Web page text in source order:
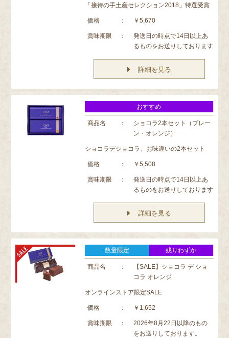
「接待の手土産セレクション2018」特選受賞
価格 ： ￥5,670
賞味期限 ：
発送日の時点で14日以上あ
るものをお送りしております
詳細を見る
おすすめ
商品名 ：
ショコラ2本セット（プレー
ン・オレンジ）
ショコラデショコラ、お味違いの2本セット
価格 ： ￥5,508
賞味期限 ：
発送日の時点で14日以上あ
るものをお送りしております
詳細を見る
数量限定 残りわずか
商品名 ：
【SALE】ショコラ デ ショ
コラ オレンジ
オンラインストア限定SALE
価格 ： ￥1,652
賞味期限 ：
2026年8月22日以降のもの
をお送りしております。